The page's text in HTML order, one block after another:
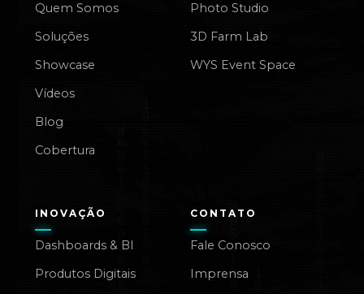
Quem Somos
Soluções
Showcase
Vídeos
Blog
Cobertura
Photo Studio
3D Farm Lab
WYS Event Space
INOVAÇÃO
Dashboards & BI
Produtos Digitais
CONTATO
Fale Conosco
Imprensa